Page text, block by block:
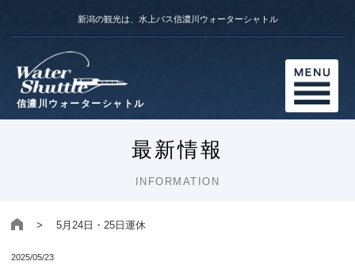
新潟の観光は、水上バス信濃川ウォーターシャトル
信濃川ウォーターシャトル
最新情報
INFORMATION
> 5月24日・25日運休
2025/05/23